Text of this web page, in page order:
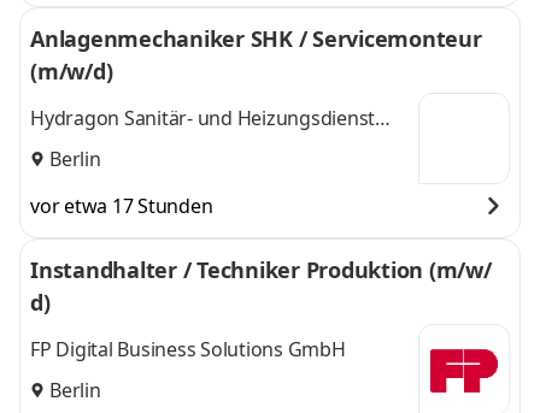
Anlagenmechaniker SHK / Servicemonteur
(m/w/d)
Hydragon Sanitär- und Heizungsdienst
GmbH
Berlin
vor etwa 17 Stunden
Instandhalter / Techniker Produktion (m/w/
d)
FP Digital Business Solutions GmbH
Berlin